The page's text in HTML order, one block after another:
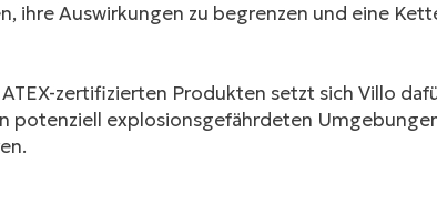
ihre Auswirkungen zu begrenzen und eine
zertifizierten Produkten setzt sich Villo
potenziell explosionsgefährdeten